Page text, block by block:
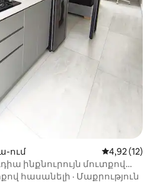
ում Միջին
4,92 (12)
ինքնուրույն մուտքով
հասանելի · Մաքրություն